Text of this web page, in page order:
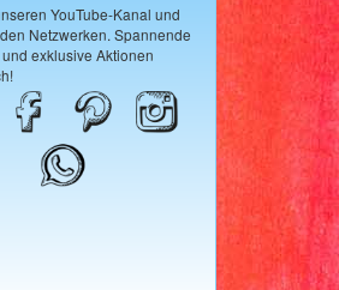
YouTube-Kanal und
Netzwerken. Spannende
exklusive Aktionen